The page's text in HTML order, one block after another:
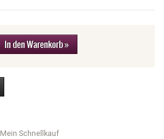
Mein Schnellkauf